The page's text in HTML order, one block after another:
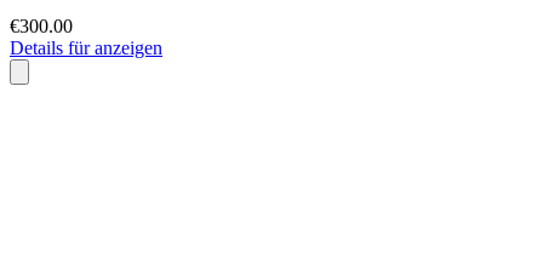
€300.00
Details für anzeigen